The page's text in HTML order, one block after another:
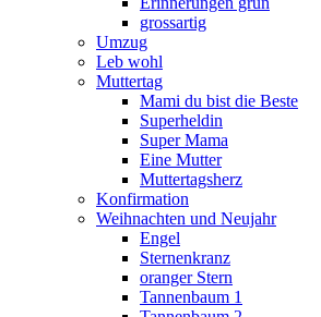
grossartig
Umzug
Leb wohl
Muttertag
Mami du bist die Beste
Superheldin
Super Mama
Eine Mutter
Muttertagsherz
Konfirmation
Weihnachten und Neujahr
Engel
Sternenkranz
oranger Stern
Tannenbaum 1